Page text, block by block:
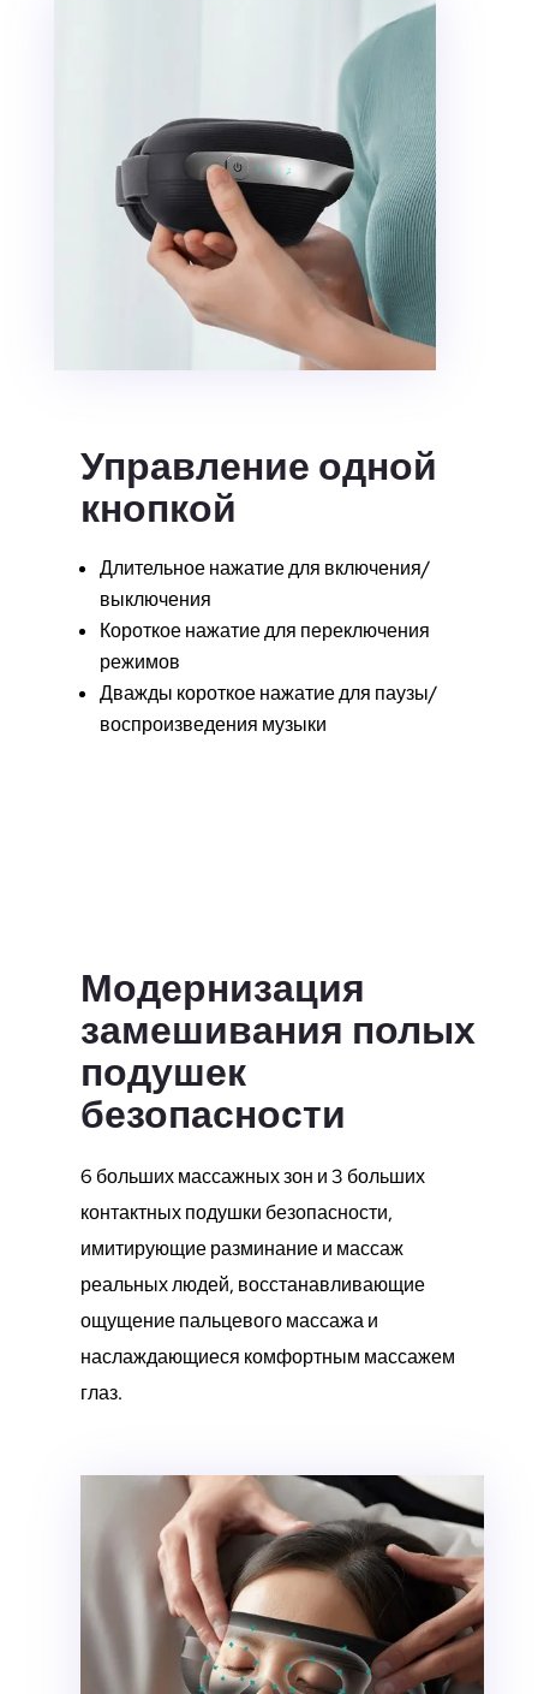
Управление одной
кнопкой
Длительное нажатие для включения/
выключения
Короткое нажатие для переключения
режимов
Дважды короткое нажатие для паузы/
воспроизведения музыки
Модернизация
замешивания полых
подушек
безопасности
6 больших массажных зон и 3 больших
контактных подушки безопасности,
имитирующие разминание и массаж
реальных людей, восстанавливающие
ощущение пальцевого массажа и
наслаждающиеся комфортным массажем
глаз.